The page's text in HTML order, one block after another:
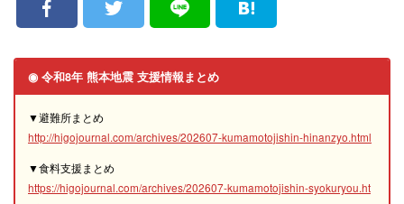
◉ 令和8年 熊本地震 支援情報まとめ
▼避難所まとめ
http://higojournal.com/archives/202607-kumamotojishin-hinanzyo.html
▼食料支援まとめ
https://higojournal.com/archives/202607-kumamotojishin-syokuryou.ht